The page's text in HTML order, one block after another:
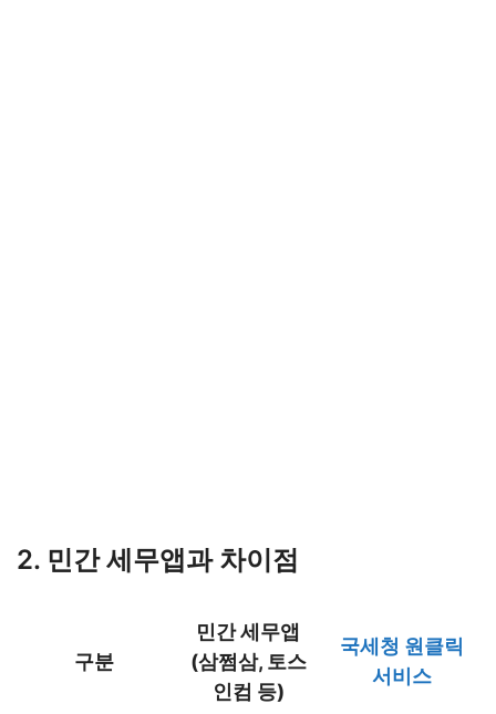
2. 민간 세무앱과 차이점
구분
민간 세무앱
(삼쩜삼, 토스
인컴 등)
국세청 원클릭
서비스